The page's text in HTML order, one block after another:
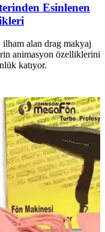
Esinlenen
alan drag makyaj
animasyon özelliklerini
katıyor.